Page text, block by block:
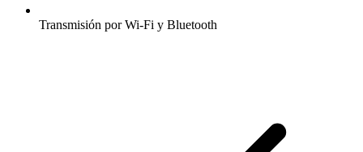
Transmisión por Wi-Fi y Bluetooth